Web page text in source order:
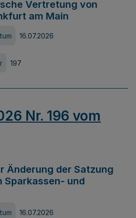
Vertretung von
am Main
16.07.2026
197
Nr. 196 vom
Änderung der Satzung
Sparkassen- und
16.07.2026